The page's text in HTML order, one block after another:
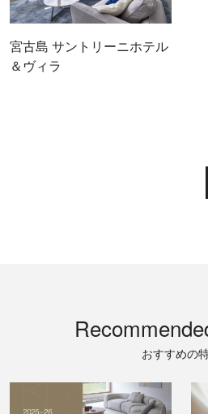
宮古島 サントリーニホテル
＆ヴィラ
おすすめの